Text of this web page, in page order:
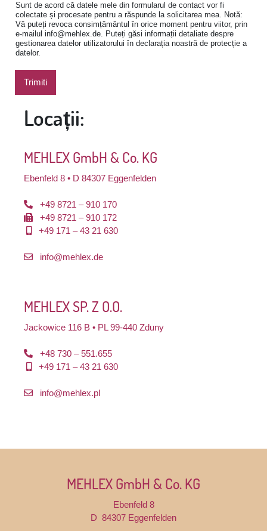
Sunt de acord că datele mele din formularul de contact vor fi
colectate și procesate pentru a răspunde la solicitarea mea. Notă:
Vă puteți revoca consimțământul în orice moment pentru viitor, prin
e-mailul info@mehlex.de. Puteți găsi informații detaliate despre
gestionarea datelor utilizatorului în declarația noastră de protecție a
datelor.
Trimiti
Locații:
MEHLEX GmbH & Co. KG
Ebenfeld 8 • D 84307 Eggenfelden
+49 8721 – 910 170
+49 8721 – 910 172
+49 171 – 43 21 630
info@mehlex.de
MEHLEX SP. Z O.O.
Jackowice 116 B • PL 99-440 Zduny
+48 730 – 551.655
+49 171 – 43 21 630
info@mehlex.pl
MEHLEX GmbH & Co. KG
Ebenfeld 8
D 84307 Eggenfelden